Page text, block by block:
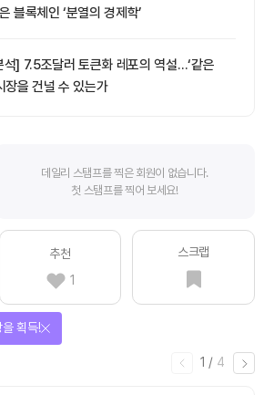
블록체인 ‘분열의 경제학’
석] 7.5조달러 토큰화 레포의 역설…‘같은
장을 건널 수 있는가
데일리 스탬프를 찍은 회원이 없습니다.
첫 스탬프를 찍어 보세요!
추천
1
스크랩
1 / 4
획득!